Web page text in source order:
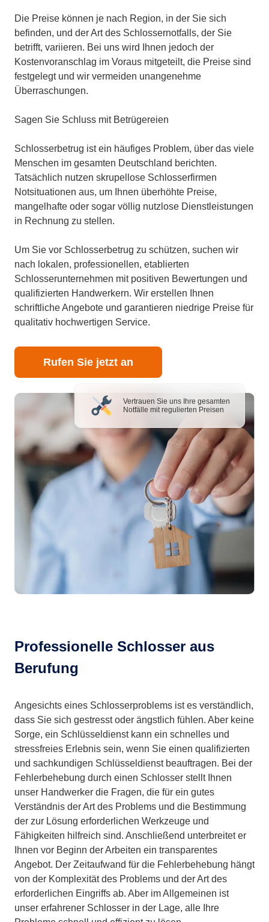
Die Preise können je nach Region, in der Sie sich
befinden, und der Art des Schlossernotfalls, der Sie
betrifft, variieren. Bei uns wird Ihnen jedoch der
Kostenvoranschlag im Voraus mitgeteilt, die Preise sind
festgelegt und wir vermeiden unangenehme
Überraschungen.
Sagen Sie Schluss mit Betrügereien
Schlosserbetrug ist ein häufiges Problem, über das viele
Menschen im gesamten Deutschland berichten.
Tatsächlich nutzen skrupellose Schlosserfirmen
Notsituationen aus, um Ihnen überhöhte Preise,
mangelhafte oder sogar völlig nutzlose Dienstleistungen
in Rechnung zu stellen.
Um Sie vor Schlosserbetrug zu schützen, suchen wir
nach lokalen, professionellen, etablierten
Schlosserunternehmen mit positiven Bewertungen und
qualifizierten Handwerkern. Wir erstellen Ihnen
schriftliche Angebote und garantieren niedrige Preise für
qualitativ hochwertigen Service.
Rufen Sie jetzt an
Vertrauen Sie uns Ihre gesamten
Notfälle mit regulierten Preisen
Professionelle Schlosser aus
Berufung
Angesichts eines Schlosserproblems ist es verständlich,
dass Sie sich gestresst oder ängstlich fühlen. Aber keine
Sorge, ein Schlüsseldienst kann ein schnelles und
stressfreies Erlebnis sein, wenn Sie einen qualifizierten
und sachkundigen Schlüsseldienst beauftragen. Bei der
Fehlerbehebung durch einen Schlosser stellt Ihnen
unser Handwerker die Fragen, die für ein gutes
Verständnis der Art des Problems und die Bestimmung
der zur Lösung erforderlichen Werkzeuge und
Fähigkeiten hilfreich sind. Anschließend unterbreitet er
Ihnen vor Beginn der Arbeiten ein transparentes
Angebot. Der Zeitaufwand für die Fehlerbehebung hängt
von der Komplexität des Problems und der Art des
erforderlichen Eingriffs ab. Aber im Allgemeinen ist
unser erfahrener Schlosser in der Lage, alle Ihre